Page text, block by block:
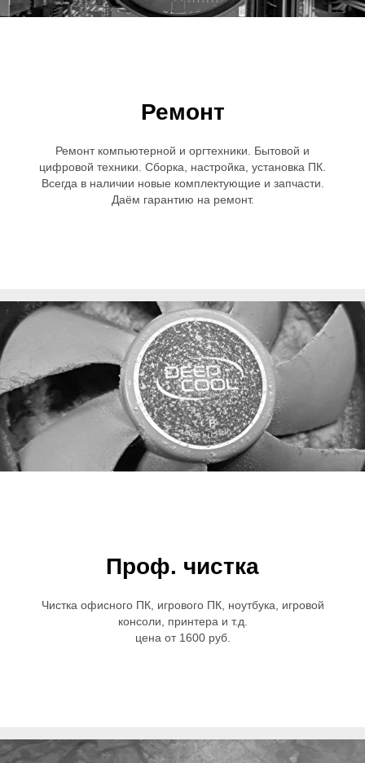
Ремонт
Ремонт компьютерной и оргтехники. Бытовой и
цифровой техники. Сборка, настройка, установка ПК.
Всегда в наличии новые комплектующие и запчасти.
Даём гарантию на ремонт.
Проф. чистка
Чистка офисного ПК, игрового ПК, ноутбука, игровой
консоли, принтера и т.д.
цена от 1600 руб.